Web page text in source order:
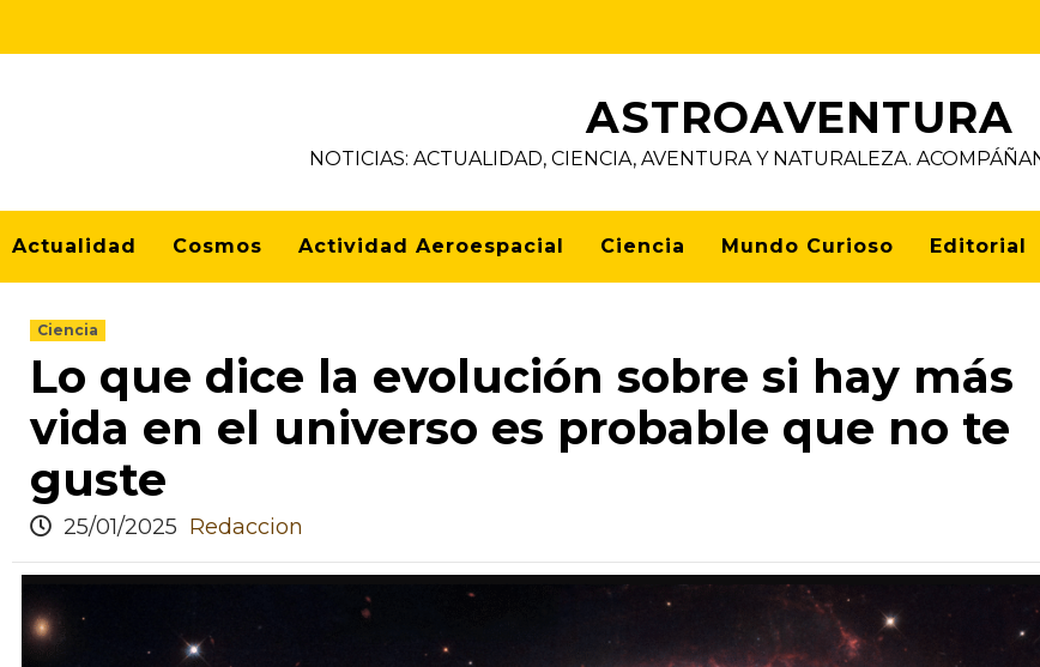
ASTROAVENTURA
NOTICIAS: ACTUALIDAD, CIENCIA, AVENTURA Y NATURALEZA.
Actualidad Cosmos Actividad Aeroespacial Ciencia Mundo Curioso Editorial
Ciencia
Lo que dice la evolución sobre si hay más
vida en el universo es probable que no te
guste
25/01/2025 Redaccion